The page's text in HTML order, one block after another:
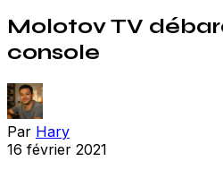
Molotov TV
console
Par Hary
16 février 2021